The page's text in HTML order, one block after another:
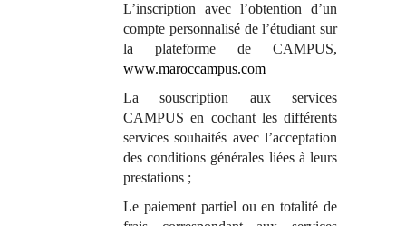
L’inscription avec l’obtention d’un
compte personnalisé de l’étudiant sur
la plateforme de CAMPUS,
www.maroccampus.com
La souscription aux services
CAMPUS en cochant les différents
services souhaités avec l’acceptation
des conditions générales liées à leurs
prestations ;
Le paiement partiel ou en totalité de